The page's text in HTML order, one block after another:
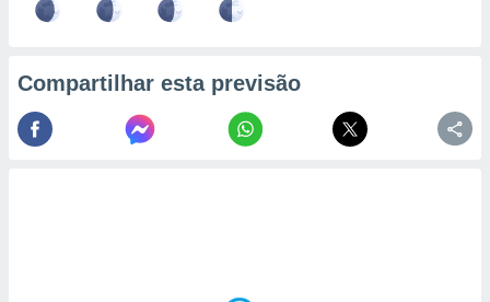
Compartilhar esta previsão